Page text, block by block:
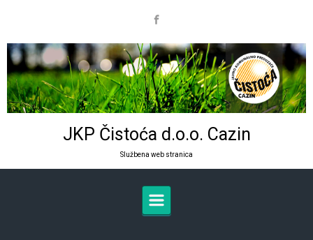
JKP Čistoća d.o.o. Cazin
Službena web stranica